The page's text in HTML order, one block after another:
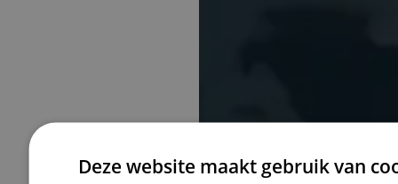
Deze website maakt gebruik van